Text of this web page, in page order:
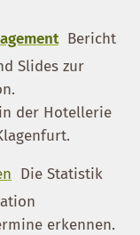
Bericht
Slides zur
der Hotellerie
Die Statistik
erkennen.